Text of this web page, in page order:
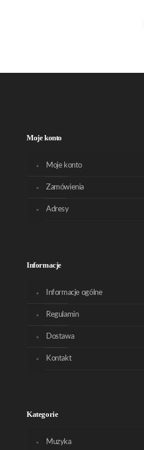
Moje konto
Moje konto
Zamówienia
Adresy
Informacje
Informacje ogólne
Regulamin
Dostawa
Kontakt
Kategorie
Muzyka